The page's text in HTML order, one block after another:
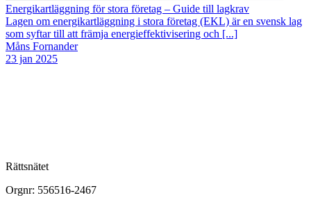
Energikartläggning för stora företag – Guide till lagkrav
Lagen om energikartläggning i stora företag (EKL) är en svensk lag
som syftar till att främja energieffektivisering och [...]
Måns Fornander
23 jan 2025
Rättsnätet
Orgnr: 556516-2467